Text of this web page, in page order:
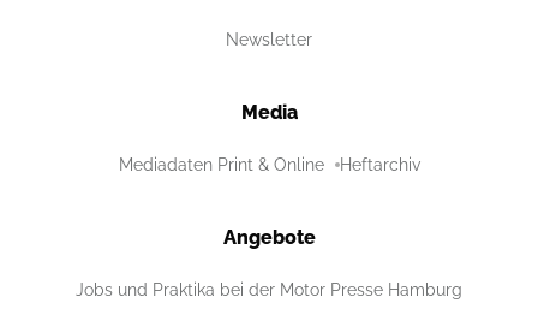
Newsletter
Media
Mediadaten Print & Online Heftarchiv
Angebote
Jobs und Praktika bei der Motor Presse Hamburg